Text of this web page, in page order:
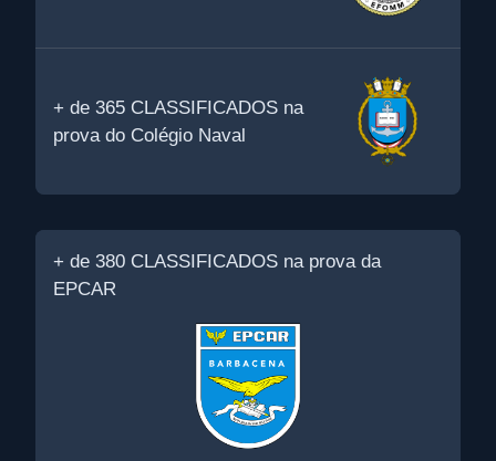
+ de 365 CLASSIFICADOS na
prova do Colégio Naval
+ de 380 CLASSIFICADOS na prova da
EPCAR